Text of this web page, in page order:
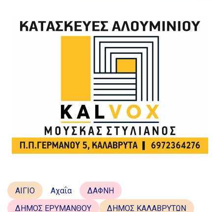
ΑΙΓΙΟ Αχαΐα
ΔΑΦΝΗ
ΔΗΜΟΣ ΕΡΥΜΑΝΘΟΥ
ΔΗΜΟΣ ΚΑΛΑΒΡΥΤΩΝ